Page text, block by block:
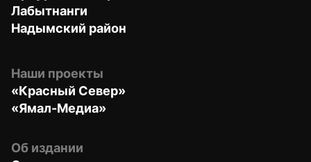
Лабытнанги
Надымский район
Наши проекты
«Красный Север»
«Ямал-Медиа»
Об издании